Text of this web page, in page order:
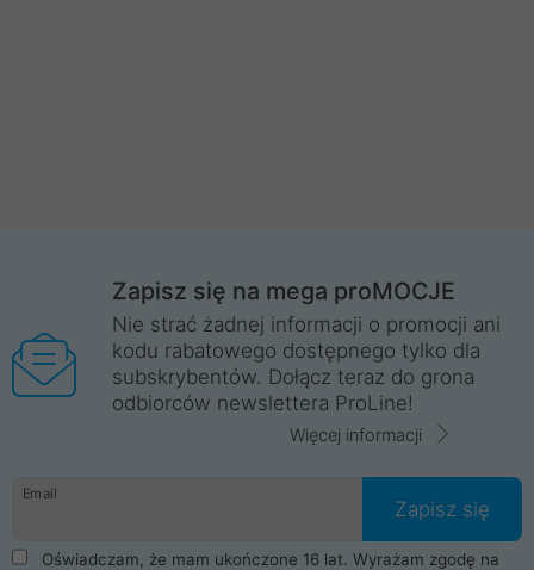
Zapisz się na mega proMOCJE
Nie strać żadnej informacji o promocji ani
kodu rabatowego dostępnego tylko dla
subskrybentów. Dołącz teraz do grona
odbiorców newslettera ProLine!
Więcej informacji
Email
Zapisz się
Oświadczam, że mam ukończone 16 lat. Wyrażam zgodę na